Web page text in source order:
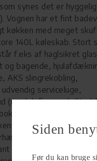
synes det er
Vognen har et fint
køkken med meget
140L køleskab. Stort
f.eks af haglsikret
og bagende,
AKS slingrekobling,
serviceluge,
(modelafhængig), Stort
140 L
Adria ERGO
afdækning, TV-arm,
spotsystem, USB
Siden
Før du kan bruge